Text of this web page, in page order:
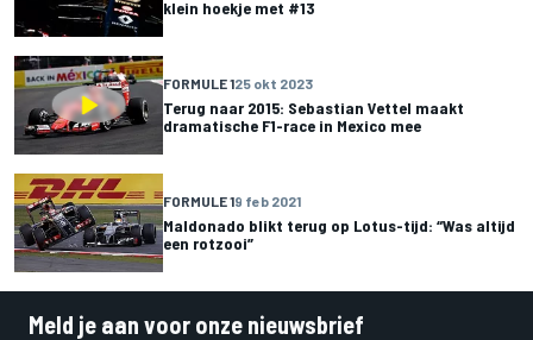
klein hoekje met #13
FORMULE 125 okt 2023
Terug naar 2015: Sebastian Vettel maakt
dramatische F1-race in Mexico mee
FORMULE 19 feb 2021
Maldonado blikt terug op Lotus-tijd: “Was altijd
een rotzooi”
Meld je aan voor onze nieuwsbrief